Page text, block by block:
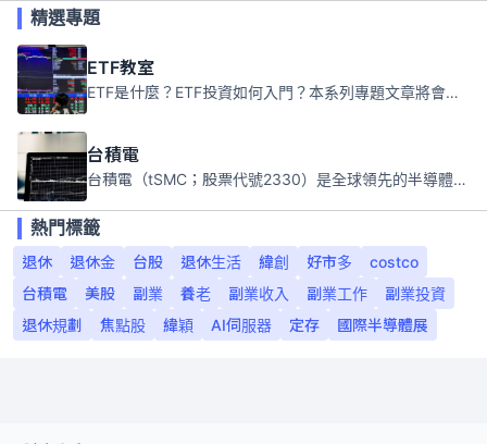
精選專題
ETF教室
ETF是什麼？ETF投資如何入門？本系列專題文章將會告訴你新手必須知道的ETF基礎知識。
台積電
台積電（tSMC；股票代號2330）是全球領先的半導體代工公司，成立於1987年，總部位於台灣新竹。且已於美國、日本、德國及中國設廠，台積電是全球首家專業積體電路製造服務公司，也是全球最先進和最大規模的半導體代工廠。
熱門標籤
退休
退休金 台股 退休生活 緯創 好市多
costco
台積電
美股 副業 養老 副業收入 副業工作
副業投資
退休規劃
焦點股 緯穎 AI伺服器 定存 國際半導體展